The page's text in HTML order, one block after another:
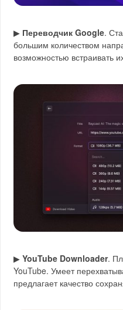
▶ Переводчик Google.
большим количеством
возможностью встраивать
▶YouTube Downloader.
YouTube. Умеет
предлагает качество